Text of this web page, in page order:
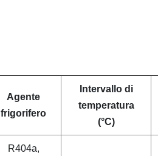
Agente
frigorifero
Intervallo di
temperatura
(°C)
R404a,